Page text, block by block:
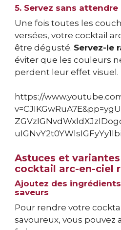
5. Servez sans attendre
Une fois toutes les
versées, votre cocktail
être dégusté. Servez-le
éviter que les couleurs
perdent leur effet visuel.
https://
Astuces et
cocktail arc-en-ciel
Ajoutez des
saveurs
Pour rendre votre
savoureux, vous pouvez